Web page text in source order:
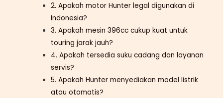
2. Apakah motor Hunter legal digunakan di
Indonesia?
3. Apakah mesin 396cc cukup kuat untuk
touring jarak jauh?
4. Apakah tersedia suku cadang dan layanan
servis?
5. Apakah Hunter menyediakan model listrik
atau otomatis?